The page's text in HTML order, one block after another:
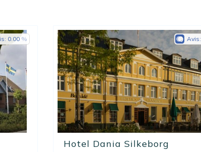
0.00
Hotel Dania Silkeborg
Avis: